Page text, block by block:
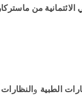
الائتمانية من
الطبية و